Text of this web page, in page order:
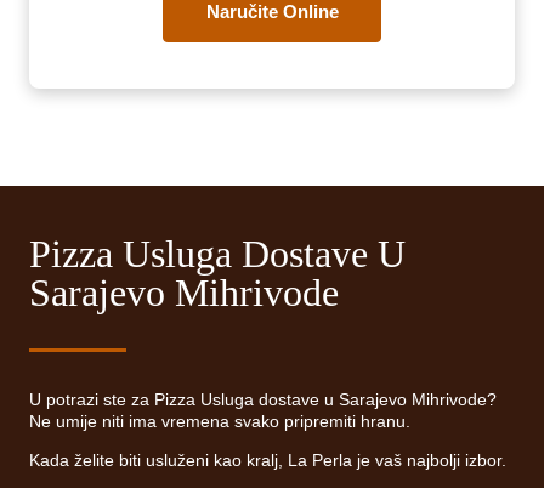
Naručite Online
Pizza Usluga Dostave U
Sarajevo Mihrivode
U potrazi ste za Pizza Usluga dostave u Sarajevo Mihrivode?
Ne umije niti ima vremena svako pripremiti hranu.
Kada želite biti usluženi kao kralj, La Perla je vaš najbolji izbor.